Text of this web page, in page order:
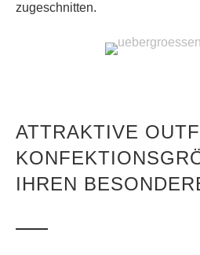
zugeschnitten.
ATTRAKTIVE
HREN